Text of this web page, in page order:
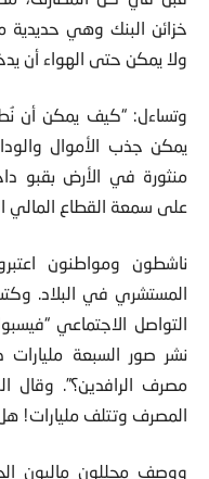
خزائن البنك وهي حديدية
ولا يمكن حتى الهواء أن
وتساءل: “كيف يمكن أن
منثورة في الأرض بقبو
على سمعة القطاع المالي
ناشطون ومواطنون
المستشري في البلاد.
التواصل الاجتماعي
نشر صور السبعة مليارات
مصرف الرافدين؟”. وقال
المصرف وتتلف مليارات!
ووصف محللون ماليون